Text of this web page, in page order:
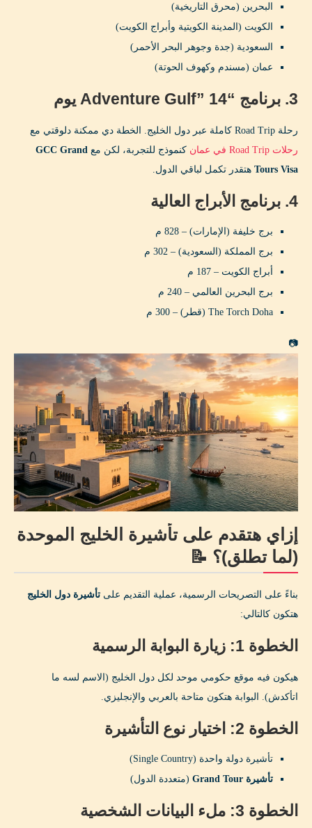
البحرين (محرق التاريخية)
الكويت (المدينة الكويتية وأبراج الكويت)
السعودية (جدة وجوهر البحر الأحمر)
عمان (مسندم وكهوف الحوتة)
3. برنامج “Adventure Gulf” 14 يوم
رحلة Road Trip كاملة عبر دول الخليج. الخطة دي ممكنة دلوقتي مع
رحلات Road Trip في عمان
كنموذج للتجربة، لكن مع GCC Grand
Tours Visa هتقدر تكمل لباقي الدول.
4. برنامج الأبراج العالية
برج خليفة (الإمارات) – 828 م
برج المملكة (السعودية) – 302 م
أبراج الكويت – 187 م
برج البحرين العالمي – 240 م
The Torch Doha (قطر) – 300 م
📷
إزاي هتقدم على تأشيرة الخليج الموحدة
(لما تطلق)؟ 📝
بناءً على التصريحات الرسمية، عملية التقديم على تأشيرة دول الخليج
هتكون كالتالي:
الخطوة 1: زيارة البوابة الرسمية
هيكون فيه موقع حكومي موحد لكل دول الخليج (الاسم لسه ما
اتأكدش). البوابة هتكون متاحة بالعربي والإنجليزي.
الخطوة 2: اختيار نوع التأشيرة
تأشيرة دولة واحدة (Single Country)
تأشيرة Grand Tour
(متعددة الدول)
الخطوة 3: ملء البيانات الشخصية